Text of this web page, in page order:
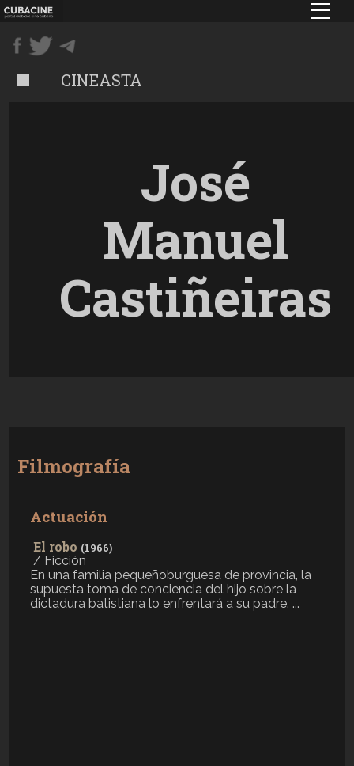
Pasar
al
contenido
principal
CINEASTA
José
Manuel
Castiñeiras
Filmografía
Actuación
El robo (1966)
/ Ficción
En una familia pequeñoburguesa de provincia, la
supuesta toma de conciencia del hijo sobre la
dictadura batistiana lo enfrentará a su padre. ...